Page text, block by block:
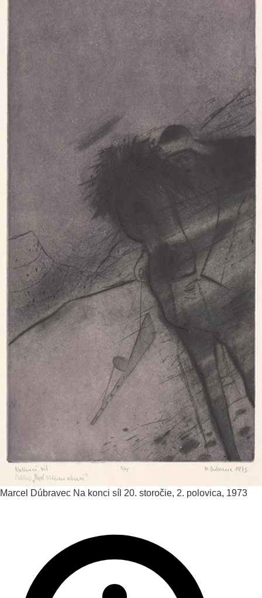
Marcel Dúbravec Na konci síl 20. storočie, 2. polovica, 1973